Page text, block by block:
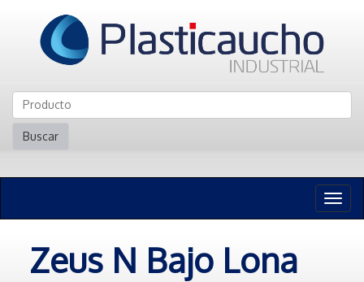
Buscar
n
Zeus N Bajo Lona